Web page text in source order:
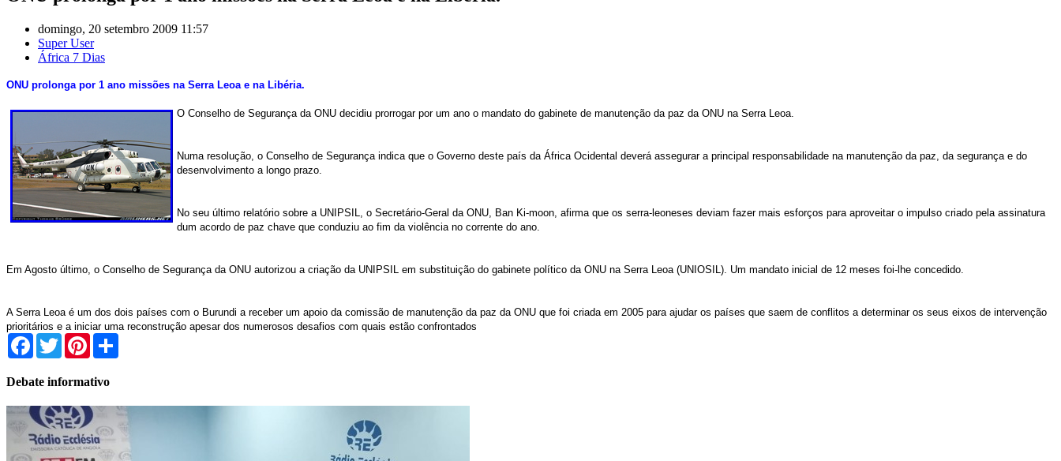
domingo, 20 setembro 2009 11:57
Super User
África 7 Dias
ONU prolonga por 1 ano missões na Serra Leoa e na Libéria.
O Conselho de Segurança da ONU decidiu prorrogar por um ano o mandato do gabinete de manutenção da paz da ONU na Serra Leoa.
Numa resolução, o Conselho de Segurança indica que o Governo deste país da África Ocidental deverá assegurar a principal responsabilidade na manutenção da paz, da segurança e do
desenvolvimento a longo prazo.
No seu último relatório sobre a UNIPSIL, o Secretário-Geral da ONU, Ban Ki-moon, afirma que os serra-leoneses deviam fazer mais esforços para aproveitar o impulso criado pela assinatura
dum acordo de paz chave que conduziu ao fim da violência no corrente do ano.
Em Agosto último, o Conselho de Segurança da ONU autorizou a criação da UNIPSIL em substituição do gabinete político da ONU na Serra Leoa (UNIOSIL). Um mandato inicial de 12 meses foi-lhe concedido.
A Serra Leoa é um dos dois países com o Burundi a receber um apoio da comissão de manutenção da paz da ONU que foi criada em 2005 para ajudar os países que saem de conflitos a determinar os seus eixos de intervenção
prioritários e a iniciar uma reconstrução apesar dos numerosos desafios com quais estão confrontados
Facebook
TwitterPinterest
Debate informativo